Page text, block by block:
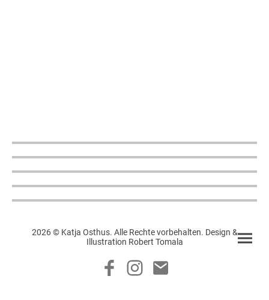
2026 © Katja Osthus. Alle Rechte vorbehalten. Design &
Illustration Robert Tomala